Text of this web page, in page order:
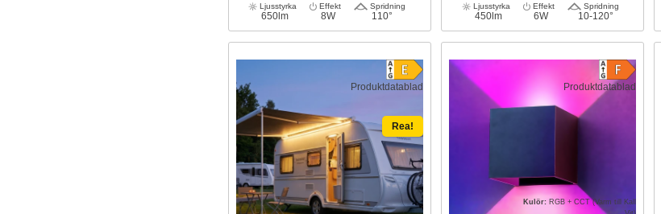
Ljusstyrka
650lm
Effekt
8W
Spridning
110°
Ljusstyrka
450lm
Effekt
6W
Spridning
10-120°
Produktdatablad
Rea!
Produktdatablad
Kulör:RGB + CCT (Varm till Kall